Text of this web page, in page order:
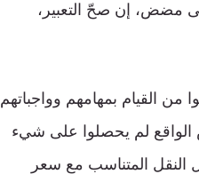
مضض، إن صحّ التعبير،
من القيام بمهامهم وواجباتهم
الواقع لم يحصلوا على شيء
النقل المتناسب مع سعر